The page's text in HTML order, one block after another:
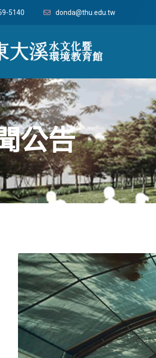
5140 donda@thu.edu.tw
公告